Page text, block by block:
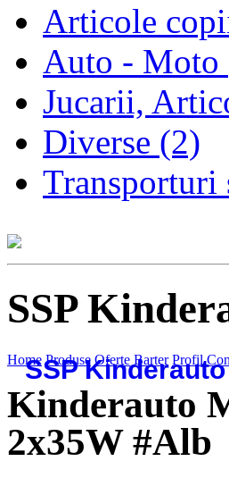
Articole
Auto - Moto
Jucarii,
Diverse (2)
Transporturi
SSP
SSP
Home Produse Oferte Barter Profil
Kinderauto
2x35W #Alb